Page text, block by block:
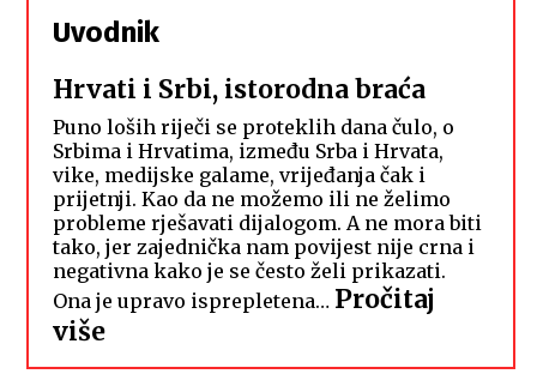
Uvodnik
Hrvati i Srbi, istorodna braća
Puno loših riječi se proteklih dana čulo, o
Srbima i Hrvatima, između Srba i Hrvata,
vike, medijske galame, vrijeđanja čak i
prijetnji. Kao da ne možemo ili ne želimo
probleme rješavati dijalogom. A ne mora biti
tako, jer zajednička nam povijest nije crna i
negativna kako je se često želi prikazati.
Ona je upravo isprepletena… Pročitaj
više:
Hrvati